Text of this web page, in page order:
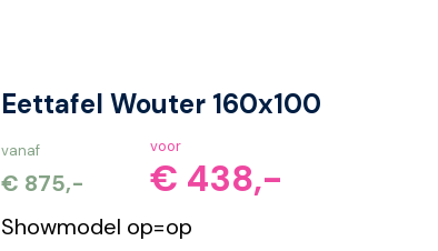
Eettafel Wouter 160x100
vanaf
€ 875,-
voor
€ 438,-
Showmodel op=op